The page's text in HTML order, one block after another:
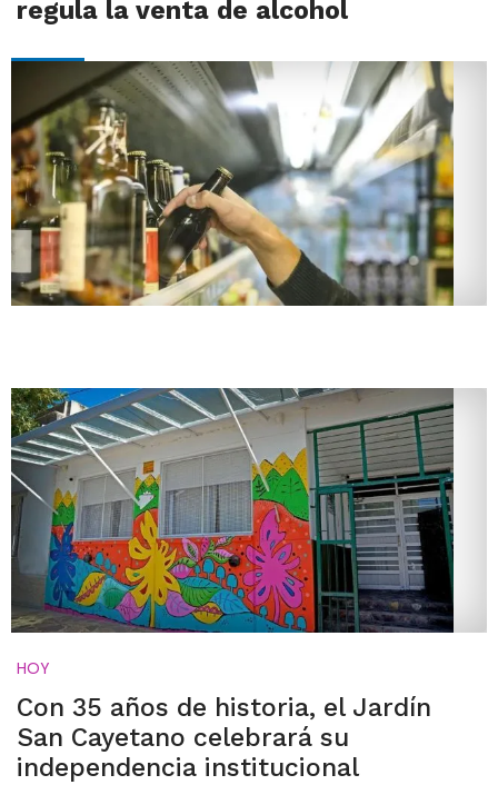
regula la venta de alcohol
HOY
Con 35 años de historia, el Jardín
San Cayetano celebrará su
independencia institucional